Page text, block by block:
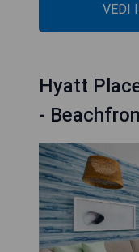
VEDI
Hyatt
-